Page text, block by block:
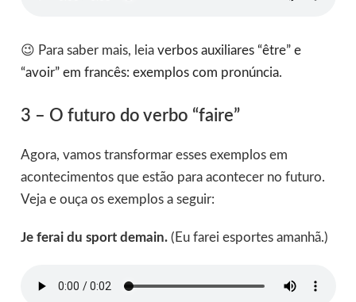
😉 Para saber mais, leia verbos auxiliares “être” e
“avoir” em francês: exemplos com pronúncia.
3 – O futuro do verbo “faire”
Agora, vamos transformar esses exemplos em
acontecimentos que estão para acontecer no futuro.
Veja e ouça os exemplos a seguir:
Je ferai du sport demain.(Eu farei esportes amanhã.)